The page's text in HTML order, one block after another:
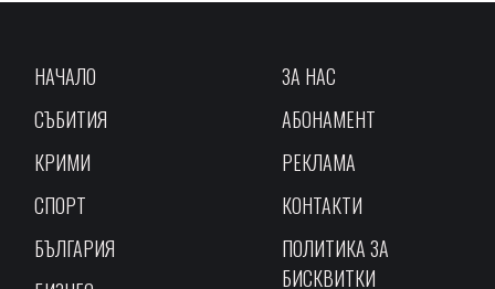
НАЧАЛО
СЪБИТИЯ
КРИМИ
СПОРТ
БЪЛГАРИЯ
ЗА НАС
АБОНАМЕНТ
РЕКЛАМА
КОНТАКТИ
ПОЛИТИКА ЗА
БИСКВИТКИ